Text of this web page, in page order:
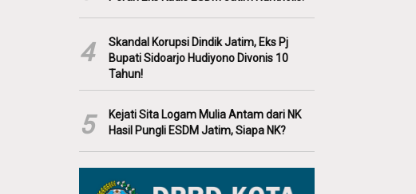
4
Skandal Korupsi Dindik Jatim, Eks Pj
Bupati Sidoarjo Hudiyono Divonis 10
Tahun!
5
Kejati Sita Logam Mulia Antam dari NK
Hasil Pungli ESDM Jatim, Siapa NK?